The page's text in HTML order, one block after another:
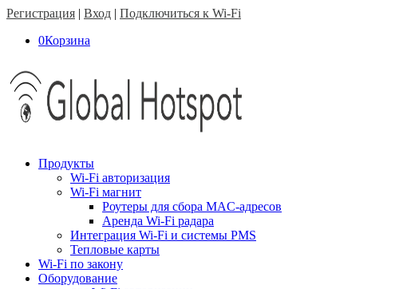
Регистрация | Вход | Подключиться к Wi-Fi
0Корзина
Продукты
Wi-Fi авторизация
Wi-Fi магнит
Роутеры для сбора MAC-адресов
Аренда Wi-Fi радара
Интеграция Wi-Fi и системы PMS
Тепловые карты
Wi-Fi по закону
Оборудование